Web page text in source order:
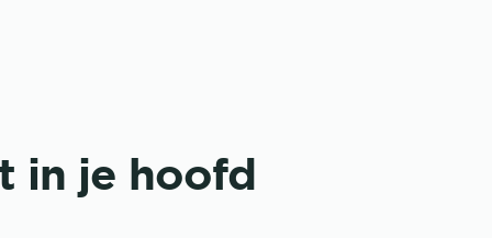
in je hoofd